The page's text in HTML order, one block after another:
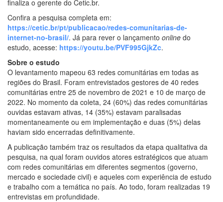
finaliza o gerente do Cetic.br.
Confira a pesquisa completa em:
https://cetic.br/pt/publicacao/redes-comunitarias-de-
internet-no-brasil/. Já para rever o lançamento online do
estudo, acesse: https://youtu.be/PVF995GjkZc.
Sobre o estudo
O levantamento mapeou 63 redes comunitárias em todas as
regiões do Brasil. Foram entrevistados gestores de 40 redes
comunitárias entre 25 de novembro de 2021 e 10 de março de
2022. No momento da coleta, 24 (60%) das redes comunitárias
ouvidas estavam ativas, 14 (35%) estavam paralisadas
momentaneamente ou em implementação e duas (5%) delas
haviam sido encerradas definitivamente.
A publicação também traz os resultados da etapa qualitativa da
pesquisa, na qual foram ouvidos atores estratégicos que atuam
com redes comunitárias em diferentes segmentos (governo,
mercado e sociedade civil) e aqueles com experiência de estudo
e trabalho com a temática no país. Ao todo, foram realizadas 19
entrevistas em profundidade.